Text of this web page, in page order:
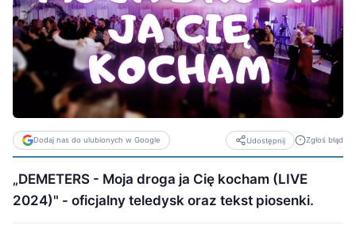
Dodaj nas do ulubionych w Google Udostępnij Zgłoś błąd
„DEMETERS - Moja droga ja Cię kocham (LIVE
2024)" - oficjalny teledysk oraz tekst piosenki.